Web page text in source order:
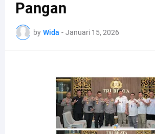
Pangan
by Wida - Januari 15, 2026